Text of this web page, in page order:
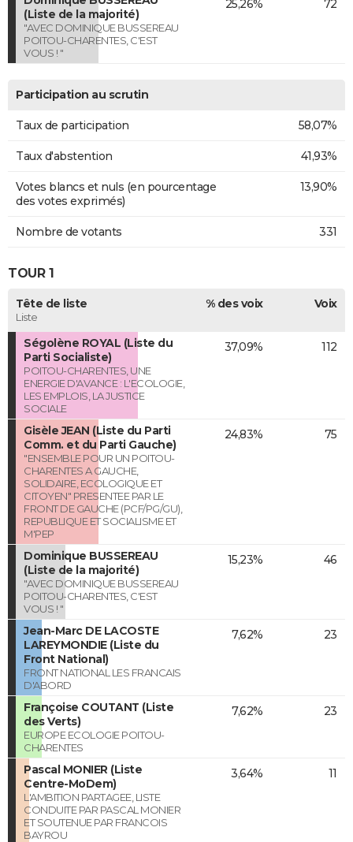
(Liste de la majorité)
"AVEC DOMINIQUE BUSSEREAU
POITOU-CHARENTES, C'EST
VOUS ! "
25,26% 72
Participation au scrutin
Taux de participation 58,07%
Taux d'abstention 41,93%
Votes blancs et nuls (en pourcentage
des votes exprimés)
13,90%
Nombre de votants 331
TOUR 1
Tête de liste
Liste
% des voix Voix
Ségolène ROYAL (Liste du
Parti Socialiste)
POITOU-CHARENTES, UNE
ENERGIE D'AVANCE : L'ECOLOGIE,
LES EMPLOIS, LA JUSTICE
SOCIALE
37,09% 112
Gisèle JEAN (Liste du Parti
Comm. et du Parti Gauche)
"ENSEMBLE POUR UN POITOU-
CHARENTES A GAUCHE,
SOLIDAIRE, ECOLOGIQUE ET
CITOYEN" PRESENTEE PAR LE
FRONT DE GAUCHE (PCF/PG/GU),
REPUBLIQUE ET SOCIALISME ET
M'PEP
24,83% 75
Dominique BUSSEREAU
(Liste de la majorité)
"AVEC DOMINIQUE BUSSEREAU
POITOU-CHARENTES, C'EST
VOUS ! "
15,23% 46
Jean-Marc DE LACOSTE
LAREYMONDIE (Liste du
Front National)
FRONT NATIONAL LES FRANCAIS
D'ABORD
7,62% 23
Françoise COUTANT (Liste
des Verts)
EUROPE ECOLOGIE POITOU-
CHARENTES
7,62% 23
Pascal MONIER (Liste
Centre-MoDem)
L'AMBITION PARTAGEE, LISTE
CONDUITE PAR PASCAL MONIER
ET SOUTENUE PAR FRANCOIS
BAYROU
3,64% 11